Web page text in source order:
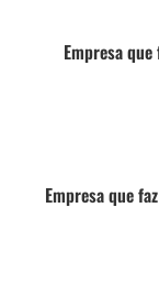
Empresa
Empresa que